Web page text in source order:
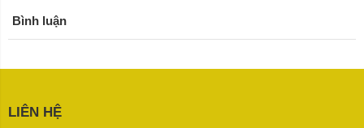
Bình luận
LIÊN HỆ